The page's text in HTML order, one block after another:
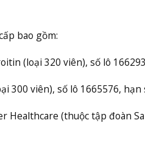
bao gồm:
(loại 320 viên), số lô
300 viên), số lô 1665576,
Healthcare (thuộc tập đoàn